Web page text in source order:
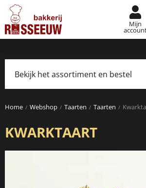
Mijn
Bekijk het assortiment en bestel
Home Webshop Taarten Taarten
KWARKTAART